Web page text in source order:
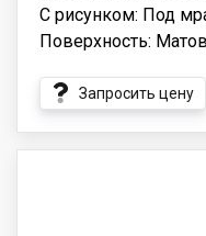
С рисунком: Под
Поверхность:
Запросить цену